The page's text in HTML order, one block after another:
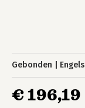
Gebonden Engels
€ 196,19